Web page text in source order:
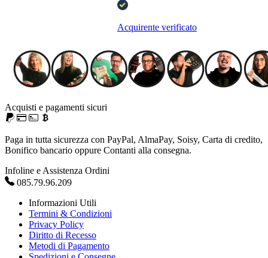
Acquirente verificato
Acquisti e pagamenti sicuri
Paga in tutta sicurezza con PayPal, AlmaPay, Soisy, Carta di credito,
Bonifico bancario oppure Contanti alla consegna.
Infoline e Assistenza Ordini
085.79.96.209
Informazioni Utili
Termini & Condizioni
Privacy Policy
Diritto di Recesso
Metodi di Pagamento